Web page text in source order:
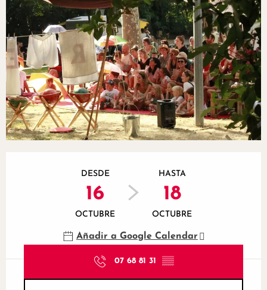
DESDE
16
OCTUBRE
HASTA
18
OCTUBRE
Añadir a Google Calendar
07 68 81 31 ▒▒